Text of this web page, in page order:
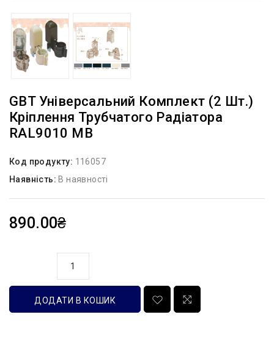
GBT Універсальний Комплект (2 Шт.)
Кріплення Трубчатого Радіатора
RAL9010 MB
Код продукту: 116057
Наявність: В наявності
890.00₴
ДОДАТИ В КОШИК